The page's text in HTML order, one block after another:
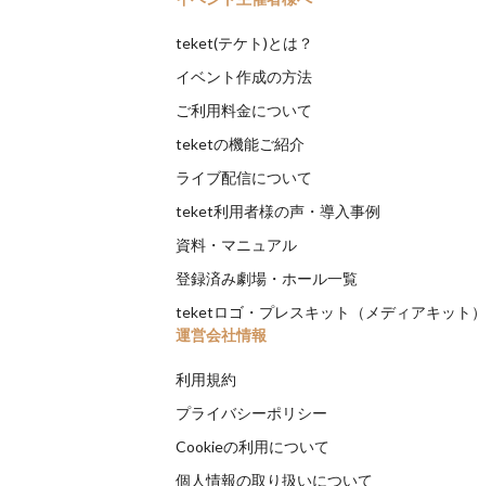
teket(テケト)とは？
イベント作成の方法
ご利用料金について
teketの機能ご紹介
ライブ配信について
teket利用者様の声・導入事例
資料・マニュアル
登録済み劇場・ホール一覧
teketロゴ・プレスキット（メディアキット）
運営会社情報
利用規約
プライバシーポリシー
Cookieの利用について
個人情報の取り扱いについて